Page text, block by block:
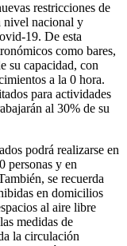
restricciones de
nivel nacional y
19. De esta
como bares,
su capacidad, con
a la 0 hora.
para actividades
al 30% de su
podrá realizarse en
personas y en
se recuerda
en domicilios
al aire libre
medidas de
la circulación